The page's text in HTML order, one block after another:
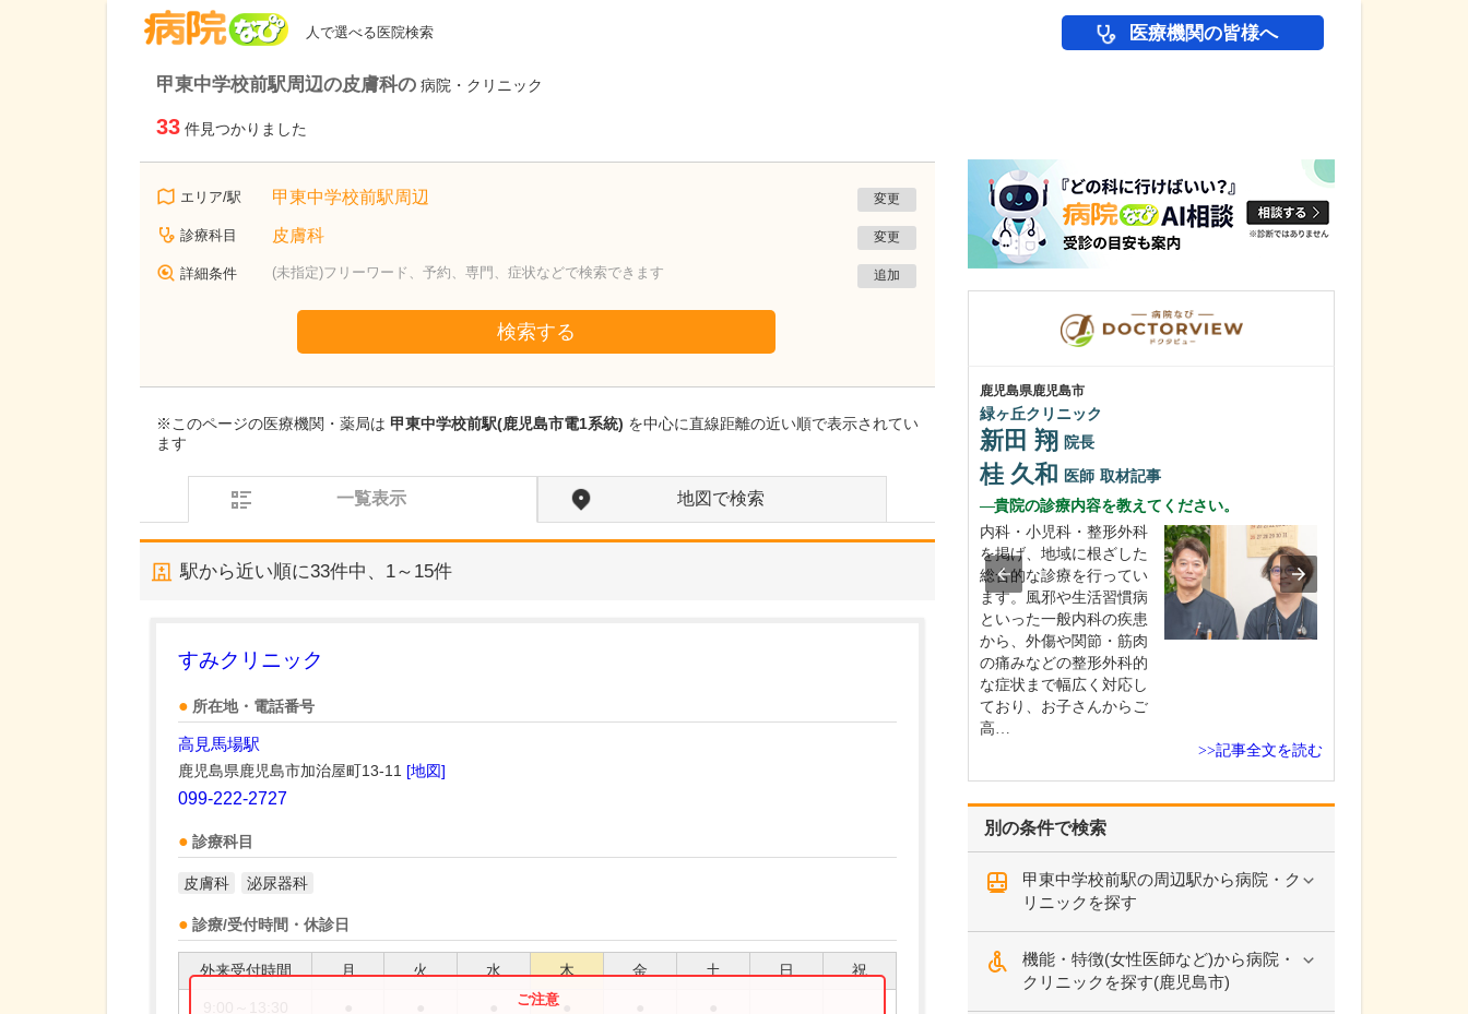
人で選べる医院検索 医療機関の皆様へ
甲東中学校前駅周辺の皮膚科の 病院・クリニック
33 件見つかりました
エリア/駅 甲東中学校前駅周辺 変更
診療科目 皮膚科 変更
詳細条件 (未指定)フリーワード、予約、専門、症状などで検索できます 追加
検索する
※このページの医療機関・薬局は 甲東中学校前駅(鹿児島市電1系統) を中心に直線距離の近い順で表示されてい
ます
一覧表示 地図で検索
駅から近い順に33件中、 1～15件
すみクリニック
所在地・電話番号
高見馬場駅
鹿児島県鹿児島市加治屋町13-11 [地図]
099-222-2727
診療科目
皮膚科 泌尿器科
診療/受付時間・休診日
外来受付時間 月 火 水 木 金 土 日 祝
別の条件で検索
甲東中学校前駅の周辺駅から病院・ク
リニックを探す
機能・特徴(女性医師など)から病院・
クリニックを探す(鹿児島市)
鹿児島県鹿児島市
緑ヶ丘クリニック
新田 翔 院長
桂 久和 医師 取材記事
貴院の診療内容を教えてください。
内科・小児科・整形外科
を掲げ、地域に根ざした
総合的な診療を行ってい
ます。風邪や生活習慣病
といった一般内科の疾患
から、外傷や関節・筋肉
の痛みなどの整形外科的
な症状まで幅広く対応し
ており、お子さんからご
高…
>>記事全文を読む
千葉県船橋市
船橋ゆーかりクリニック
貴院の特徴をお聞かせいただけますか?
皮膚科・形成外科・美容
皮膚科を掲げ、幅広い症
状に対応していることで